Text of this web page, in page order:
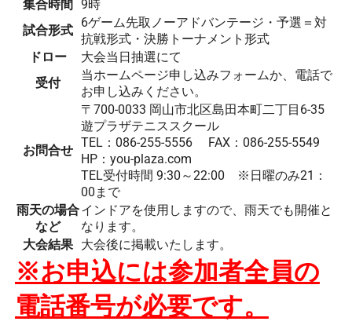
集合時間
9時
試合形式
6ゲーム先取ノーアドバンテージ・予選＝対
抗戦形式・決勝トーナメント形式
ドロー
大会当日抽選にて
受付
当ホームページ申し込みフォームか、電話で
お申し込みください。
お問合せ
〒700-0033 岡山市北区島田本町二丁目6-35
遊プラザテニススクール
TEL：086-255-5556 FAX：086-255-5549
HP：you-plaza.com
TEL受付時間 9:30～22:00 ※日曜のみ21：
00まで
雨天の場合
など
インドアを使用しますので、雨天でも開催と
なります。
大会結果 大会後に掲載いたします。
※お申込には参加者全員の
電話番号が必要です。